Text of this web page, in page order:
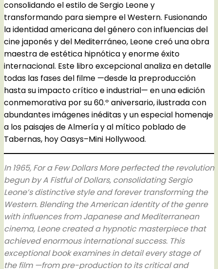
consolidando el estilo de Sergio Leone y
transformando para siempre el Western. Fusionando
la identidad americana del género con influencias del
cine japonés y del Mediterráneo, Leone creó una obra
maestra de estética hipnótica y enorme éxito
internacional. Este libro excepcional analiza en detalle
todas las fases del filme —desde la preproducción
hasta su impacto crítico e industrial— en una edición
conmemorativa por su 60.º aniversario, ilustrada con
abundantes imágenes inéditas y un especial homenaje
a los paisajes de Almería y al mítico poblado de
Tabernas, hoy Oasys–Mini Hollywood.
In 1965, For a Few Dollars Moreperfected the revolution
begun byA Fistful of Dollars, consolidating Sergio
Leone’s distinctive style and forever transforming the
Western. Blending the American identity of the genre
with influences from Japanese and Mediterranean
cinema, Leone created a hypnotic masterpiece that
achieved enormous international success. This
exceptional book examines in detail every stage of
the film —from pre-production to its critical and